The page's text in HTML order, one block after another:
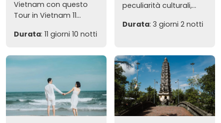
Vietnam con questo
Tour in Vietnam 11...
Durata: 11 giorni 10 notti
peculiarità culturali,...
Durata: 3 giorni 2 notti